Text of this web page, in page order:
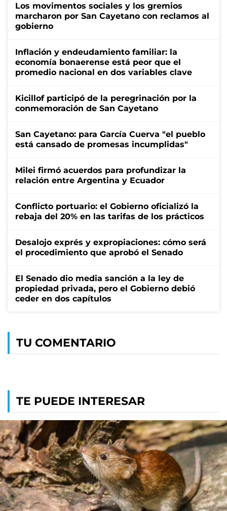
Los movimentos sociales y los gremios
marcharon por San Cayetano con reclamos al
gobierno
Inflación y endeudamiento familiar: la
economía bonaerense está peor que el
promedio nacional en dos variables clave
Kicillof participó de la peregrinación por la
conmemoración de San Cayetano
San Cayetano: para García Cuerva "el pueblo
está cansado de promesas incumplidas"
Milei firmó acuerdos para profundizar la
relación entre Argentina y Ecuador
Conflicto portuario: el Gobierno oficializó la
rebaja del 20% en las tarifas de los prácticos
Desalojo exprés y expropiaciones: cómo será
el procedimiento que aprobó el Senado
El Senado dio media sanción a la ley de
propiedad privada, pero el Gobierno debió
ceder en dos capítulos
TU COMENTARIO
TE PUEDE INTERESAR